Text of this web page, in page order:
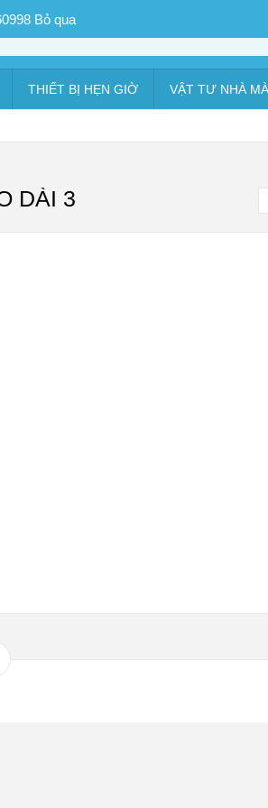
tưới
THIẾT BỊ HẸN GIỜ VẬT TƯ NHÀ
DÀI 3
Bỏ qua